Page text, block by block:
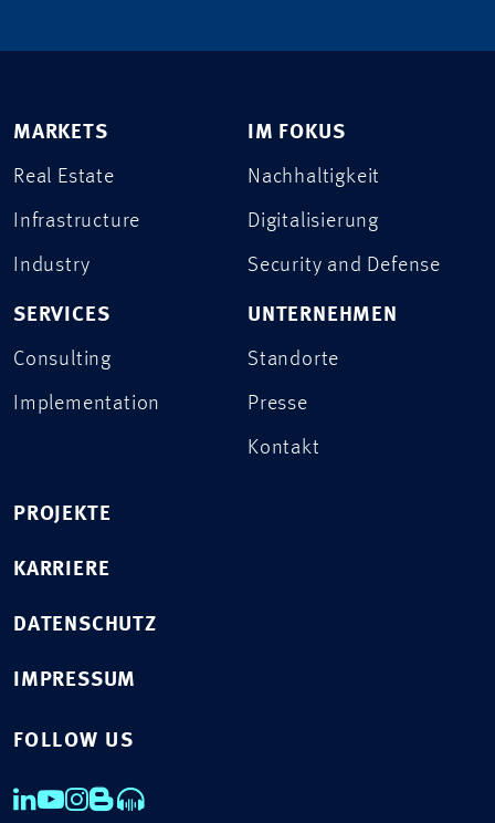
MARKETS
Real Estate
Infrastructure
Industry
SERVICES
Consulting
Implementation
IM FOKUS
Nachhaltigkeit
Digitalisierung
Security and Defense
UNTERNEHMEN
Standorte
Presse
Kontakt
PROJEKTE
KARRIERE
DATENSCHUTZ
IMPRESSUM
FOLLOW US